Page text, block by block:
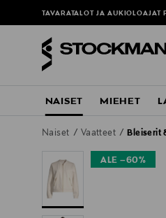
TAVARATALOT JA AUKIOLOAJAT
NAISET MIEHET
Naiset Vaatteet Bleiserit
ALE –60%